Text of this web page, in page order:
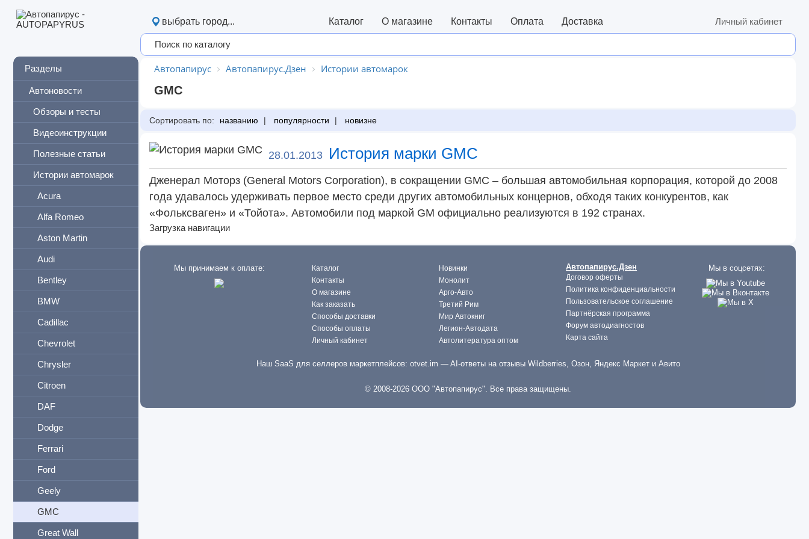
Разделы
Автоновости
Обзоры и тесты
Видеоинструкции
Полезные статьи
Истории автомарок
Acura
Alfa Romeo
Aston Martin
Audi
Bentley
BMW
Cadillac
Chevrolet
Chrysler
Citroen
DAF
Dodge
Ferrari
Ford
Geely
GMC
Great Wall
выбрать город... Каталог О магазине Контакты Оплата Доставка Личный кабинет
Автопапирус Автопапирус.Дзен Истории автомарок
GMC
Сортировать по: названию | популярности | новизне
28.01.2013 История марки GMC
Дженерал Моторз (General Motors Corporation), в сокращении GMC – большая автомобильная корпорация, которой до 2008
года удавалось удерживать первое место среди других автомобильных концернов, обходя таких конкурентов, как
«Фольксваген» и «Тойота». Автомобили под маркой GM официально реализуются в 192 странах.
Загрузка навигации
Мы принимаем к оплате:
Каталог
Контакты
О магазине
Как заказать
Способы доставки
Способы оплаты
Личный кабинет
Новинки
Монолит
Арго-Авто
Третий Рим
Мир Автокниг
Легион-Автодата
Автолитература оптом
Автопапирус.Дзен
Договор оферты
Политика конфиденциальности
Пользовательское соглашение
Партнёрская программа
Форум автодиагностов
Карта сайта
Мы в соцсетях:
Наш SaaS для селлеров маркетплейсов: otvet.im — AI-ответы на отзывы Wildberries, Озон, Яндекс Маркет и Авито
© 2008-2026 ООО "Автопапирус". Все права защищены.